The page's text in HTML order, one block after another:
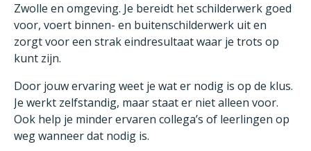
Zwolle en omgeving. Je bereidt het schilderwerk goed
voor, voert binnen- en buitenschilderwerk uit en
zorgt voor een strak eindresultaat waar je trots op
kunt zijn.
Door jouw ervaring weet je wat er nodig is op de klus.
Je werkt zelfstandig, maar staat er niet alleen voor.
Ook help je minder ervaren collega’s of leerlingen op
weg wanneer dat nodig is.